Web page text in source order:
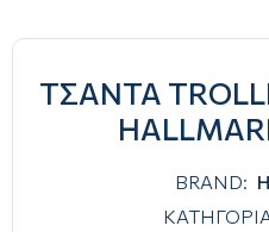
ΤΣΑΝΤΑ
BRAND: